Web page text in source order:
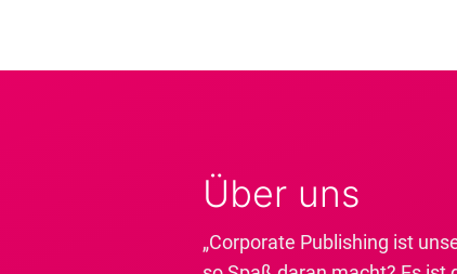
Über uns
„Corporate Publishing ist